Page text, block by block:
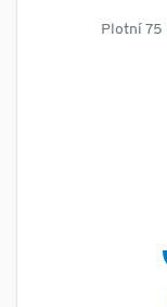
Plotní 75